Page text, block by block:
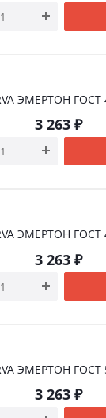
ЭМЕРТОН ГOСТ
3 263₽
ЭМЕРТОН ГOСТ
3 263₽
ЭМЕРТОН ГOСТ
3 263₽